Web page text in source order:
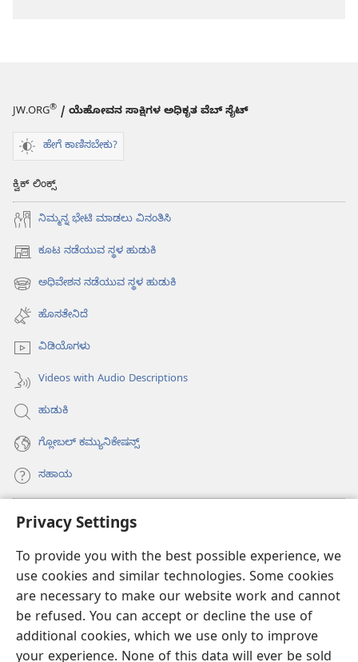
Privacy Settings
To provide you with the best possible experience, we
use cookies and similar technologies. Some cookies
are necessary to make our website work and cannot
be refused. You can accept or decline the use of
additional cookies, which we use only to improve
JW.ORG® / ಯೆಹೋವನ ಸಾಕ್ಷಿಗಳ ಅಧಿಕೃತ ವೆಬ್ ಸೈಟ್
ಹೇಗೆ ಕಾಣಿಸಬೇಕು?
ಕ್ವಿಕ್ ಲಿಂಕ್ಸ್
ನಿಮ್ಮನ್ನ ಭೇಟಿ ಮಾಡಲು ವಿನಂತಿಸಿ
ಕೂಟ ನಡೆಯುವ ಸ್ಥಳ ಹುಡುಕಿ
(opens
new
window)
ಅಧಿವೇಶನ ನಡೆಯುವ ಸ್ಥಳ ಹುಡುಕಿ
(opens
new
window)
ಹೊಸತೇನಿದೆ
ವಿಡಿಯೊಗಳು
Videos with Audio Descriptions
ಹುಡುಕಿ
ಗ್ಲೋಬಲ್‌ ಕಮ್ಯುನಿಕೇಷನ್ಸ್‌
ಸಹಾಯ
ಕಾಣಿಕೆಗಳು
(opens
window)ವಾಚ್‌ಟವರ್‌ ಆನ್‌ಲೈನ್‌ ಲೈಬ್ರರಿ
(opens
new
window)
®
(opens
new
JW ಲೈಬ್ರರಿಆ್ಯಪ್‌